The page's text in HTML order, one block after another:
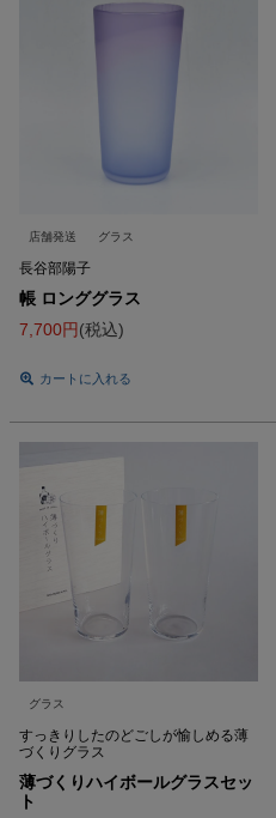
店舗発送 グラス
長谷部陽子
帳 ロンググラス
7,700
税込
カートに入れる
グラス
すっきりしたのどごしが愉しめる薄
づくりグラス
薄づくりハイボールグラスセッ
ト